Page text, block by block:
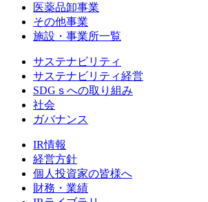
医薬品卸事業
その他事業
施設・事業所一覧
サステナビリティ
サステナビリティ経営
SDGｓへの取り組み
社会
ガバナンス
IR情報
経営方針
個人投資家の皆様へ
財務・業績